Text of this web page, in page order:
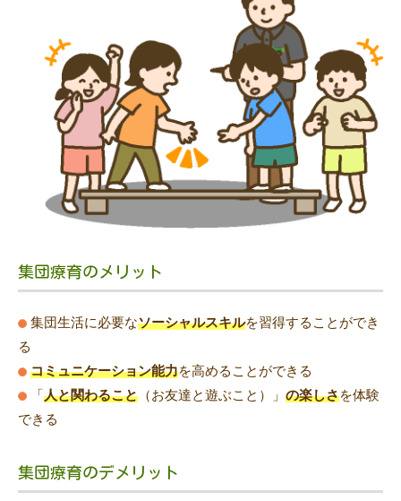
集団療育のメリット
集団生活に必要なソーシャルスキルを習得することができ
る
コミュニケーション能力を高めることができる
「人と関わること （お友達と遊ぶこと）」 の楽しさを体験
できる
集団療育のデメリット